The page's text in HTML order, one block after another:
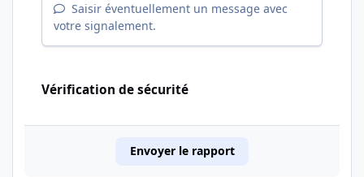
Saisir éventuellement un message avec
votre signalement.
Vérification de sécurité
Envoyer le rapport